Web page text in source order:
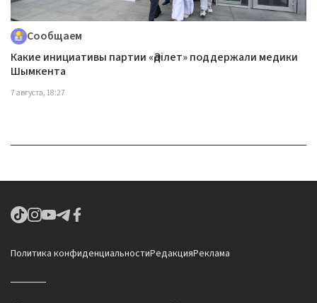
Сообщаем
Какие инициативы партии «Әділет» поддержали медики
Шымкента
7 августа, 18:27
Политика конфиденциальностиРедакцияРеклама